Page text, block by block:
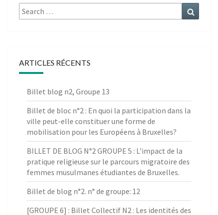
Search
for:
ARTICLES RÉCENTS
Billet blog n2, Groupe 13
Billet de bloc n°2 : En quoi la participation dans la
ville peut-elle constituer une forme de
mobilisation pour les Européens à Bruxelles?
BILLET DE BLOG N°2 GROUPE 5 : L’impact de la
pratique religieuse sur le parcours migratoire des
femmes musulmanes étudiantes de Bruxelles.
Billet de blog n°2. n° de groupe: 12
[GROUPE 6] : Billet Collectif N2 : Les identités des